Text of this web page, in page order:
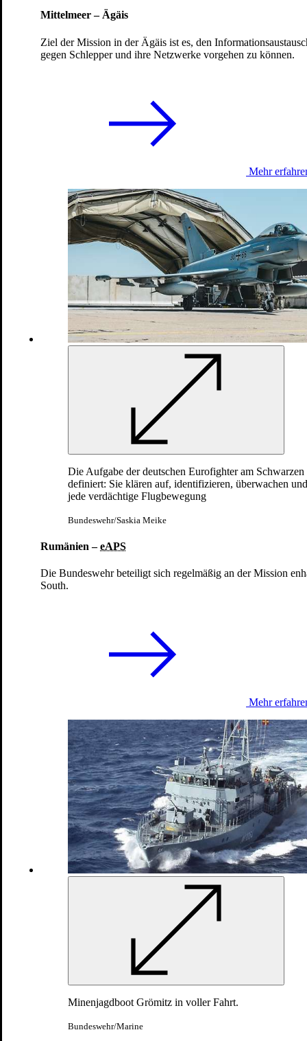
Mittelmeer – Ägäis
Ziel der Mission in der Ägäis ist es, den
gegen Schlepper und ihre Netzwerke vorgehen zu können.
Mehr
Die Aufgabe der deutschen Eurofighter am
definiert: Sie klären auf, identifizieren, überwachen
jede verdächtige Flugbewegung
Bundeswehr/Saskia Meike
Rumänien –eAPS
Die Bundeswehr beteiligt sich regelmäßig an der Mission
South.
Mehr
Minenjagdboot Grömitz in voller Fahrt.
Bundeswehr/Marine
NSATU: NATO-Unterstützungsmission für die Ukraine
Baltic Sentry
Ostsee – Schutz kritischer Unterwasser-Infrastruktur
Landes- und Bündnisverteidigung
Nordatlantik, Nord- und Ostsee
Standing NATO Mine Countermeasures Group 1
Nordatlantik, Nord- und Ostsee